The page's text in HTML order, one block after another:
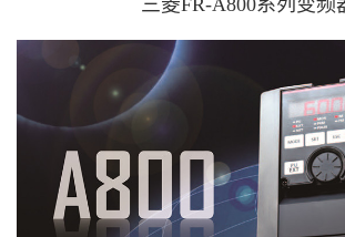
三菱FR-A800系列变频